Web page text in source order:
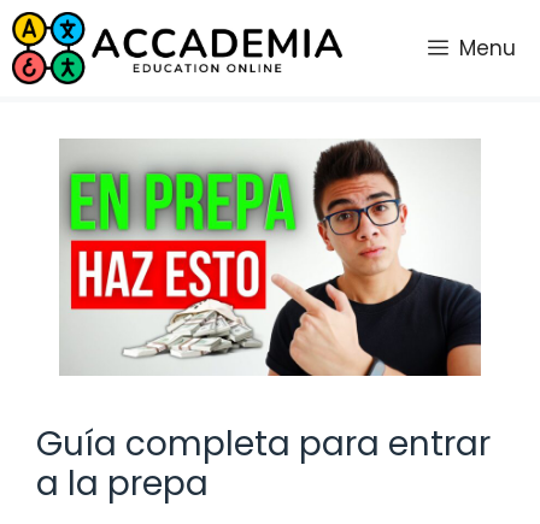
Saltar
al
contenido
Menu
Guía completa para entrar
a la prepa